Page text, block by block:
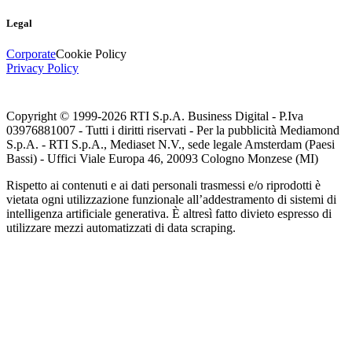
Legal
CorporateCookie Policy
Privacy Policy
Copyright © 1999-2026 RTI S.p.A. Business Digital - P.Iva
03976881007 - Tutti i diritti riservati - Per la pubblicità Mediamond
S.p.A. - RTI S.p.A., Mediaset N.V., sede legale Amsterdam (Paesi
Bassi) - Uffici Viale Europa 46, 20093 Cologno Monzese (MI)
Rispetto ai contenuti e ai dati personali trasmessi e/o riprodotti è
vietata ogni utilizzazione funzionale all’addestramento di sistemi di
intelligenza artificiale generativa. È altresì fatto divieto espresso di
utilizzare mezzi automatizzati di data scraping.